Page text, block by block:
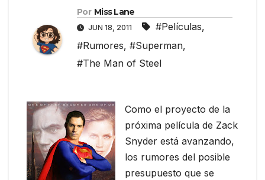
Por Miss Lane
JUN 18, 2011 #Películas,
#Rumores, #Superman,
#The Man of Steel
Como el proyecto de la
próxima película de Zack
Snyder está avanzando,
los rumores del posible
presupuesto que se